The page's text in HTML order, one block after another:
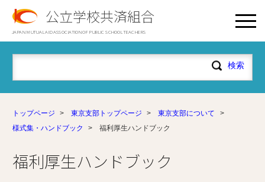
公立学校共済組合
JAPAN MUTUAL AID ASSOCIATION OF PUBLIC SCHOOL TEACHERS
トップページ > 東京支部トップページ > 東京支部について
>
様式集・ハンドブック
> 福利厚生ハンドブック
福利厚生ハンドブック